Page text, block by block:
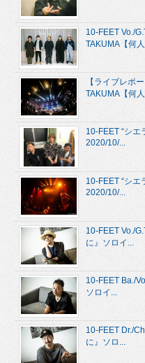
10-FEET Vo./
TAKUMA【何人
【ライブレポ
TAKUMA【何人
10-FEET “シエ
2020/10/...
10-FEET “シエ
2020/10/...
10-FEET Vo./
に』ソロイ...
10-FEET Ba./
ソロイ...
10-FEET Dr./
に』ソロ...